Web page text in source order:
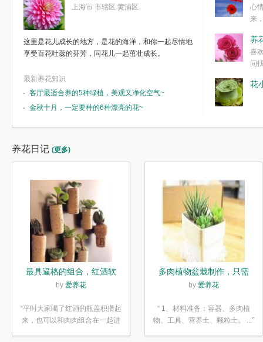
上海市 市辖区 黄浦区
这里是花儿成长的地方，是花的海洋，和你一起尽情地
享受百花吐蕊的芬芳，同花儿一起茁壮成长。
最新养花知识
客厅最适合养的5种绿植，美观又净化空气~
金秋十月，一定要种的6种漂亮的花~
心
来
简单愉快的心
我们自己复杂
养
喜
间
花
养花日记 (更多)
最具逼格的组合，红酒软
木塞diy多肉植物盆栽
by 爱养花
“平时大家喝了红酒的瓶盖积攒起
来，也可以和肉肉组合在一起进
多肉植物盆栽制作，只需
简单6步
by 爱养花
“ 1、材料准备：容器、多肉植
物、工具、营养土、颗粒土。 ...”